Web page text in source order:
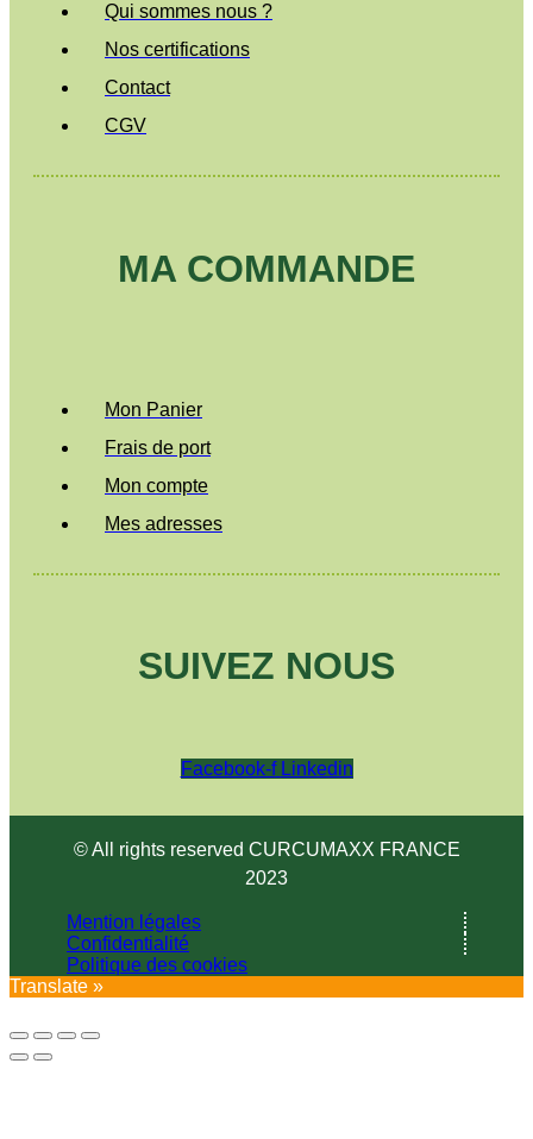
Qui sommes nous ?
Nos certifications
Contact
CGV
MA COMMANDE
Mon Panier
Frais de port
Mon compte
Mes adresses
SUIVEZ NOUS
Facebook-f Linkedin
© All rights reserved CURCUMAXX FRANCE
2023
Mention légales
Confidentialité
Politique des cookies
Translate »